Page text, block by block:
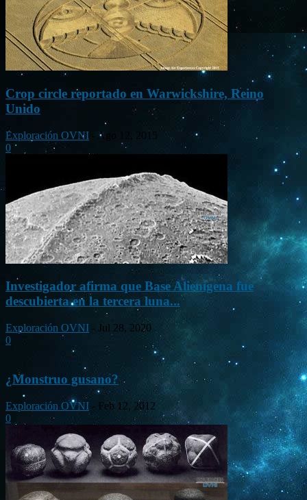
Crop circle reportado en Warwickshire, Reino
Unido
Exploración OVNI
Ago 12, 2015
0
Investigador afirma que Base Alienígena fue
descubierta en la tercera luna...
Exploración OVNI - Jul 28, 2020
0
¿Monstruo gusano?
Exploración OVNI - Feb 12, 2012
0